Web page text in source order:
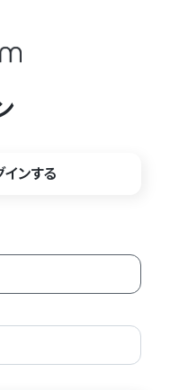
ンする